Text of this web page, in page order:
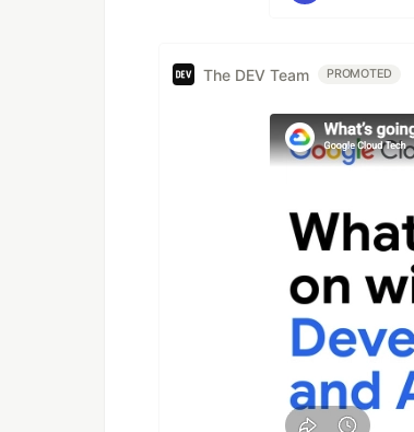
The DEV Team PROMOTED